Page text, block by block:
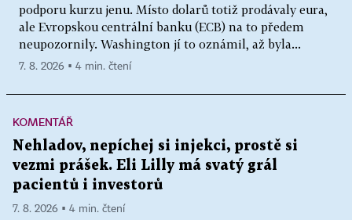
podporu kurzu jenu. Místo dolarů totiž prodávaly eura,
ale Evropskou centrální banku (ECB) na to předem
neupozornily. Washington jí to oznámil, až byla...
7. 8. 2026 ▪ 4 min. čtení
KOMENTÁŘ
Nehladov, nepíchej si injekci, prostě si
vezmi prášek. Eli Lilly má svatý grál
pacientů i investorů
7. 8. 2026 ▪ 4 min. čtení